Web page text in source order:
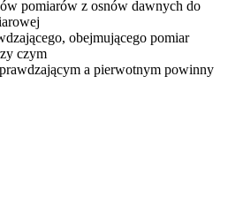
pomiarów z osnów dawnych do
obejmującego pomiar
czym
a pierwotnym powinny